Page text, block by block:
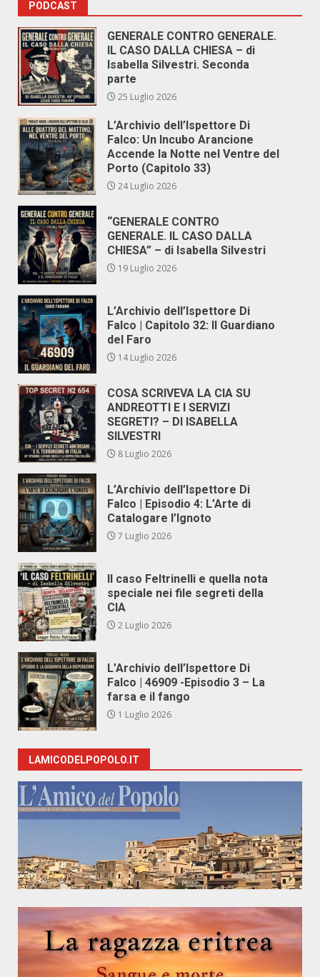
PODCAST
GENERALE CONTRO GENERALE.
IL CASO DALLA CHIESA – di
Isabella Silvestri. Seconda
parte
25 Luglio 2026
L’Archivio dell’Ispettore Di
Falco: Un Incubo Arancione
Accende la Notte nel Ventre del
Porto (Capitolo 33)
24 Luglio 2026
“GENERALE CONTRO
GENERALE. IL CASO DALLA
CHIESA” – di Isabella Silvestri
19 Luglio 2026
L’Archivio dell’Ispettore Di
Falco | Capitolo 32: Il Guardiano
del Faro
14 Luglio 2026
COSA SCRIVEVA LA CIA SU
ANDREOTTI E I SERVIZI
SEGRETI? – DI ISABELLA
SILVESTRI
8 Luglio 2026
L’Archivio dell’Ispettore Di
Falco | Episodio 4: L’Arte di
Catalogare l’Ignoto
7 Luglio 2026
Il caso Feltrinelli e quella nota
speciale nei file segreti della
CIA
2 Luglio 2026
L’Archivio dell’Ispettore Di
Falco | 46909 -Episodio 3 – La
farsa e il fango
1 Luglio 2026
LAMICODELPOPOLO.IT